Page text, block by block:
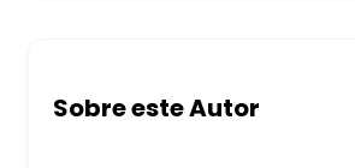
Sobre este Autor